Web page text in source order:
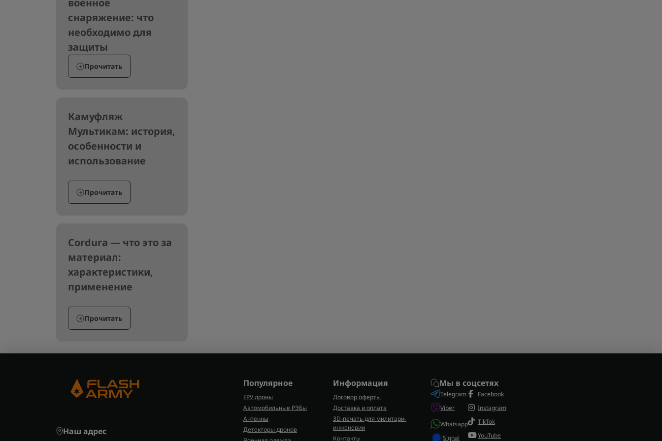
военное
снаряжение: что
необходимо для
защиты
Прочитать
Камуфляж
Мультикам: история,
особенности и
использование
Прочитать
Cordura — что это за
материал:
характеристики,
применение
Прочитать
Наш адрес
Популярное
FPV дроны
Автомобильные РЭБы
Антенны
Детекторы дронов
Информация
Договор оферты
Доставка и оплата
3D-печать для милитари-
инженерии
Контакты
Мы в соцсетях
Telegram
Viber
Whatsapp
Signal
Facebook
Instagram
TikTok
YouTube